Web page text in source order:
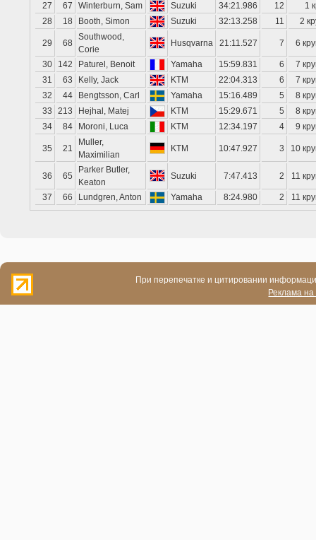
27 67 Winterburn, Sam Suzuki 34:21.986 12
1
28
18 Booth, Simon Suzuki 32:13.258 11 2
29 68
Southwood,
Corie
Husqvarna 21:11.527 7 6
30 142 Paturel, Benoit Yamaha 15:59.831 6
7
31
63 Kelly, Jack KTM 22:04.313 6
7
32
44 Bengtsson, Carl Yamaha 15:16.489 5
8
33
213 Hejhal, Matej KTM 15:29.671 5
8
34
84 Moroni, Luca KTM 12:34.197 4 9
35 21
Muller,
Maximilian
KTM 10:47.927 3 10
36 65
Parker Butler,
Keaton
Suzuki 7:47.413 2 11
37 66 Lundgren, Anton Yamaha 8:24.980 2 11
При перепечатке и цитировании
Реклама на